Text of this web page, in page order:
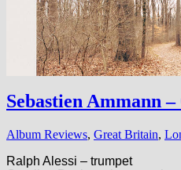
Sebastien Ammann
Album Reviews, Great Britain,
Ralph Alessi – trumpet